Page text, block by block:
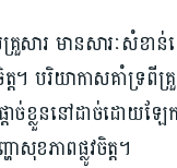
រួសារ មានសារៈ​សំខ
ត។ បរិយាកាស​គាំទ្រពីគ្
ខ្លួន​នៅដាច់​ដោយឡែក។
សុខភាព​ផ្លូវចិត្ត។